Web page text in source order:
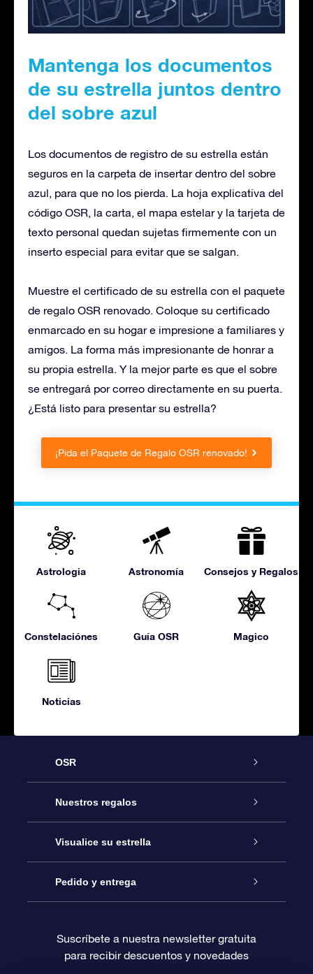
Mantenga los documentos
de su estrella juntos dentro
del sobre azul
Los documentos de registro de su estrella están
seguros en la carpeta de insertar dentro del sobre
azul, para que no los pierda. La hoja explicativa del
código OSR, la carta, el mapa estelar y la tarjeta de
texto personal quedan sujetas firmemente con un
inserto especial para evitar que se salgan.
Muestre el certificado de su estrella con el paquete
de regalo OSR renovado. Coloque su certificado
enmarcado en su hogar e impresione a familiares y
amigos. La forma más impresionante de honrar a
su propia estrella. Y la mejor parte es que el sobre
se entregará por correo directamente en su puerta.
¿Está listo para presentar su estrella?
¡Pida el Paquete de Regalo OSR renovado!
Astrologia Astronomía Consejos y Regalos
Constelaciónes Guía OSR Magico
Noticias
OSR
Atención
Contáctanos
Blog
Reseñas
Nuestros regalos
Regalo Estrella Online
Paquete de Regalo OSR
Tarjeta de Regalo OSR
Visualice su estrella
Registro estelar
Página de Estrella Personalizada
Pedido y entrega
Información de Pago
Suscríbete a nuestra newsletter gratuita
para recibir descuentos y novedades